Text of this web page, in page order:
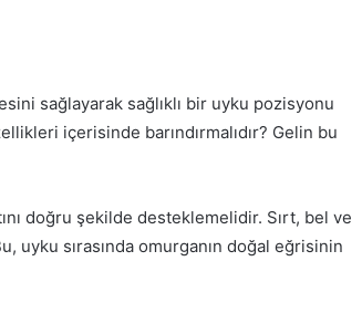
sağlayarak sağlıklı bir uyku pozisyonu
içerisinde barındırmalıdır? Gelin bu
doğru şekilde desteklemelidir. Sırt, bel ve
uyku sırasında omurganın doğal eğrisinin